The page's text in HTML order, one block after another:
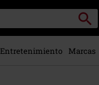
Buscar
Entretenimiento Marcas